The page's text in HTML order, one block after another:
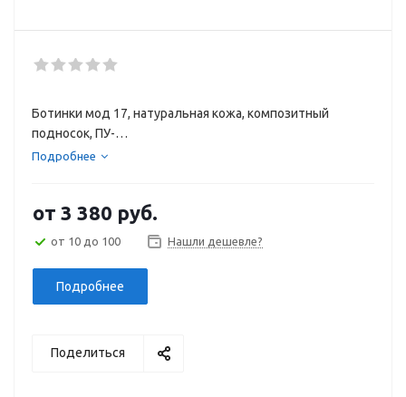
Ботинки мод 17, натуральная кожа, композитный
подносок, ПУ-
ТПУ
Подробнее
от 3 380 руб.
от 10 до 100 Нашли дешевле?
Подробнее
Поделиться